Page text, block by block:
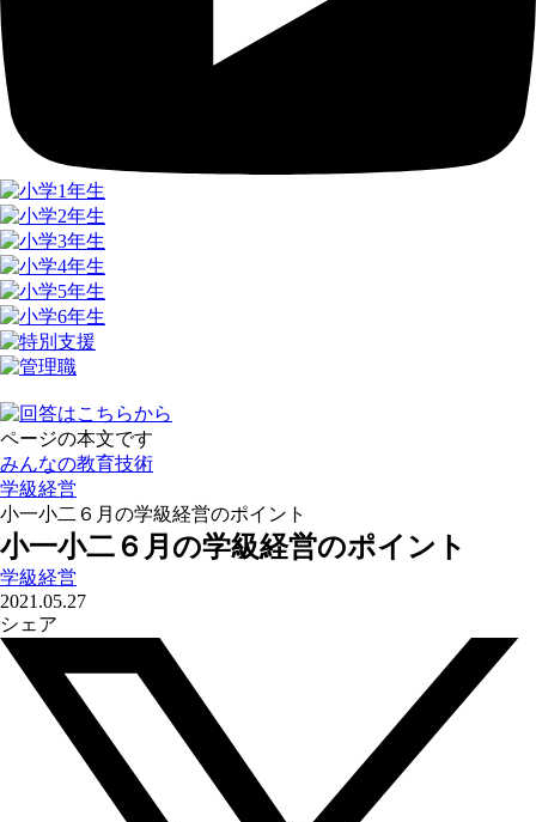
ページの本文です
みんなの教育技術
学級経営
小一小二６月の学級経営のポイント
小一小二６月の学級経営のポイント
学級経営
2021.05.27
シェア